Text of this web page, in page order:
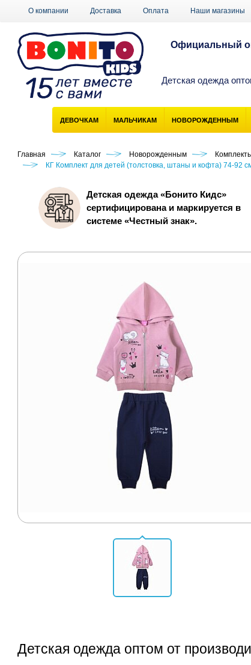
О компании Доставка Оплата Наши магазины
Официальный
Детская одежда
ДЕВОЧКАМ МАЛЬЧИКАМ НОВОРОЖДЕННЫМ
Главная Каталог Новорожденным
КГ Комплект для детей (толстовка, штаны и кофта) 74-92
Детская одежда «Бонито Кидс»
сертифицирована и маркируется в
системе «Честный знак».
Детская одежда оптом от